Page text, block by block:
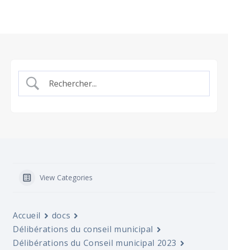
View Categories
Accueil
docs
Délibérations du conseil municipal
Délibérations du Conseil municipal 2023